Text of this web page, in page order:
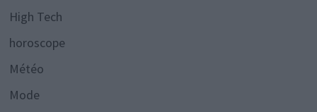
High Tech
horoscope
Météo
Mode